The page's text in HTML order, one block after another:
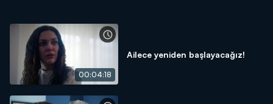
00:04:18
Ailece yeniden başlayacağız!